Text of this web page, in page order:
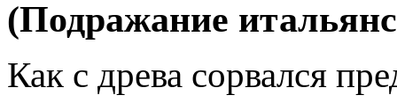
(Подражание
Как с древа сорвался